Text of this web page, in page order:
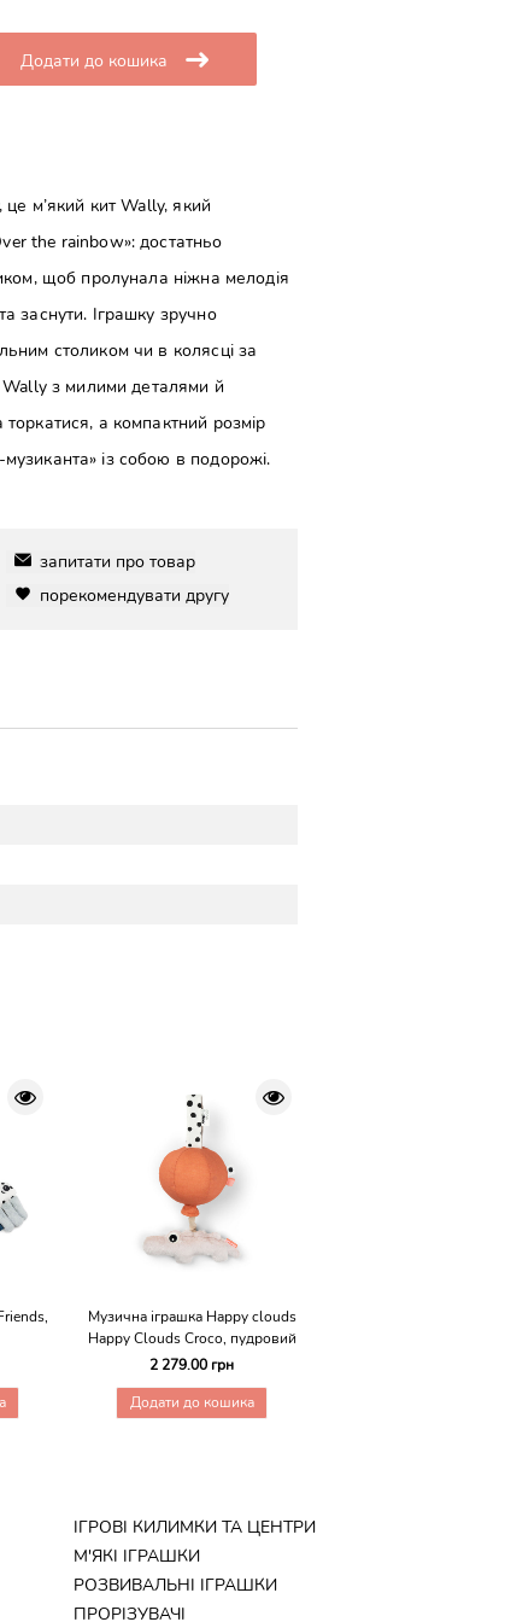
Додати до кошика
м’який кит Wally, який
the rainbow»: достатньо
щоб пролунала ніжна мелодія
заснути. Іграшку зручно
столиком чи в колясці за
Wally з милими деталями й
а компактний розмір
із собою в подорожі.
запитати про товар
порекомендувати другу
Музична іграшка Happy clouds
Happy Clouds Croco, пудровий
2 279.00 грн
Додати до кошика
ІГРОВІ КИЛИМКИ ТА ЦЕНТРИ
М'ЯКІ ІГРАШКИ
РОЗВИВАЛЬНІ ІГРАШКИ
ПРОРІЗУВАЧІ